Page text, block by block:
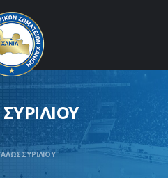
ΣΥΡΙΛΙΟΥ